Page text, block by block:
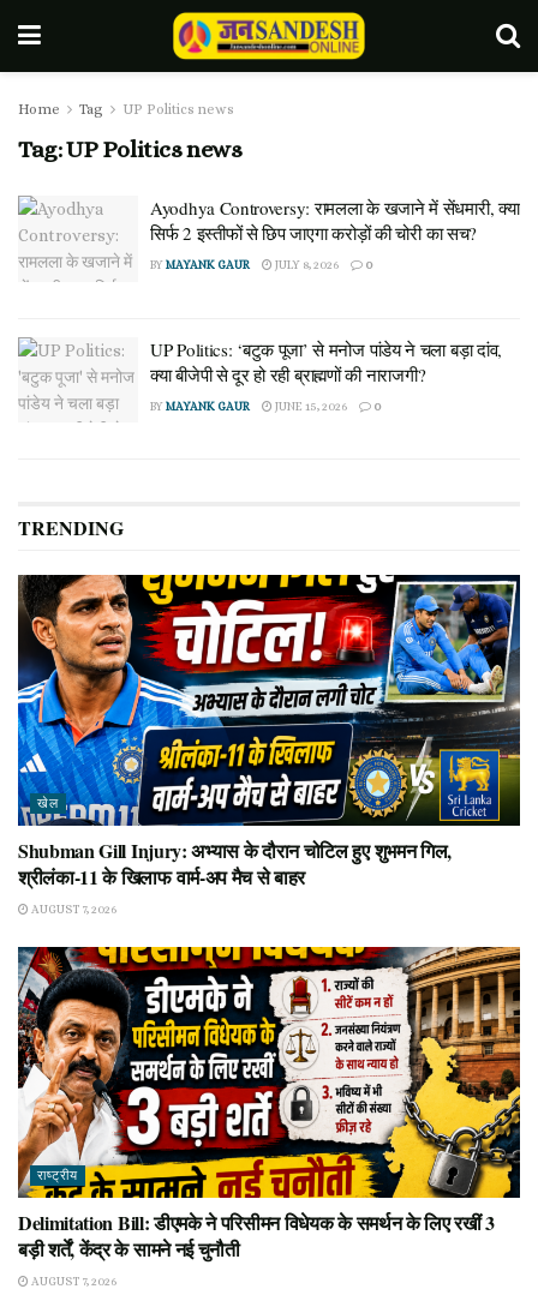
Home Tag UP Politics news
Tag:UP Politics news
Ayodhya Controversy: रामलला के खजाने में सेंधमारी, क्या
सिर्फ 2 इस्तीफों से छिप जाएगा करोड़ों की चोरी का सच?
BYMAYANK GAUR JULY 8, 2026 0
UP Politics: ‘बटुक पूजा’ से मनोज पांडेय ने चला बड़ा दांव,
क्या बीजेपी से दूर हो रही ब्राह्मणों की नाराजगी?
BYMAYANK GAUR JUNE 15, 2026 0
TRENDING
खेल
Shubman Gill Injury: अभ्यास के दौरान चोटिल हुए शुभमन गिल,
श्रीलंका-11 के खिलाफ वार्म-अप मैच से बाहर
AUGUST 7, 2026
राष्ट्रीय
Delimitation Bill: डीएमके ने परिसीमन विधेयक के समर्थन के लिए रखीं 3
बड़ी शर्तें, केंद्र के सामने नई चुनौती
AUGUST 7, 2026